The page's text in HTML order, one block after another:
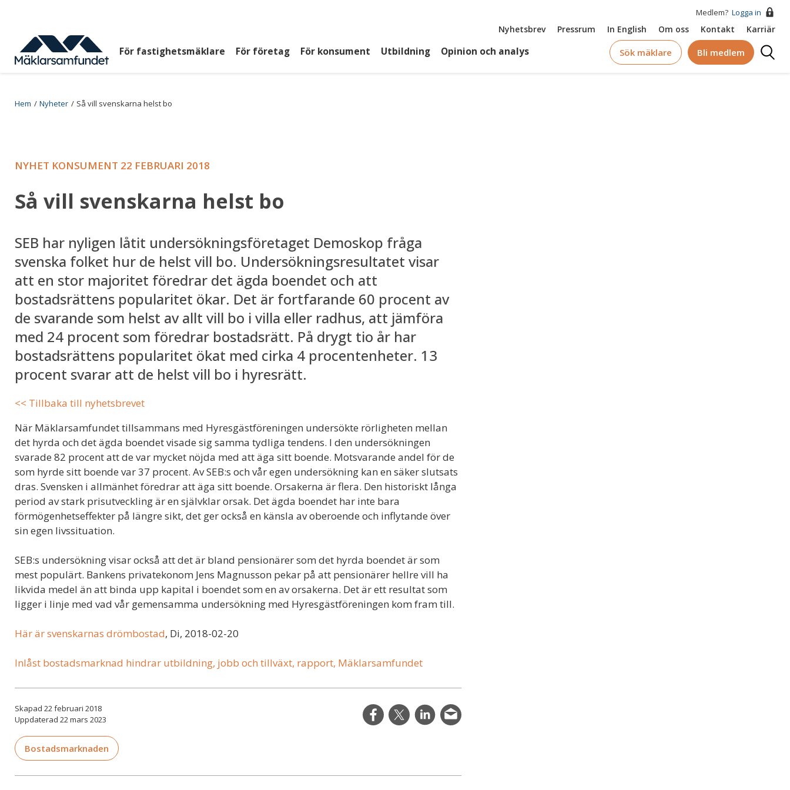
huvudinnehåll
Medlem? Logga in
Top
Nyhetsbrev Pressrum In English Om oss Kontakt Karriär
Huvudmeny
För fastighetsmäklare För företag För konsument Utbildning Opinion och analys Sök mäklare Bli medlem
Logga
Breadcrumb
Hem Nyheter Så vill svenskarna helst bo
NYHET KONSUMENT 22 FEBRUARI 2018
Så vill svenskarna helst bo
SEB har nyligen låtit undersökningsföretaget Demoskop fråga
svenska folket hur de helst vill bo. Undersökningsresultatet visar
att en stor majoritet föredrar det ägda boendet och att
bostadsrättens popularitet ökar. Det är fortfarande 60 procent av
de svarande som helst av allt vill bo i villa eller radhus, att jämföra
med 24 procent som föredrar bostadsrätt. På drygt tio år har
bostadsrättens popularitet ökat med cirka 4 procentenheter. 13
procent svarar att de helst vill bo i hyresrätt.
<< Tillbaka till nyhetsbrevet
När Mäklarsamfundet tillsammans med Hyresgästföreningen undersökte rörligheten mellan
det hyrda och det ägda boendet visade sig samma tydliga tendens. I den undersökningen
svarade 82 procent att de var mycket nöjda med att äga sitt boende. Motsvarande andel för de
som hyrde sitt boende var 37 procent. Av SEB:s och vår egen undersökning kan en säker slutsats
dras. Svensken i allmänhet föredrar att äga sitt boende. Orsakerna är flera. Den historiskt långa
period av stark prisutveckling är en självklar orsak. Det ägda boendet har inte bara
förmögenhetseffekter på längre sikt, det ger också en känsla av oberoende och inflytande över
sin egen livssituation.
SEB:s undersökning visar också att det är bland pensionärer som det hyrda boendet är som
mest populärt. Bankens privatekonom Jens Magnusson pekar på att pensionärer hellre vill ha
likvida medel än att binda upp kapital i boendet som en av orsakerna. Det är ett resultat som
ligger i linje med vad vår gemensamma undersökning med Hyresgästföreningen kom fram till.
Här är svenskarnas drömbostad, Di, 2018-02-20
Inlåst bostadsmarknad hindrar utbildning, jobb och tillväxt, rapport, Mäklarsamfundet
Skapad 22 februari 2018
Uppdaterad 22 mars 2023
Bostadsmarknaden